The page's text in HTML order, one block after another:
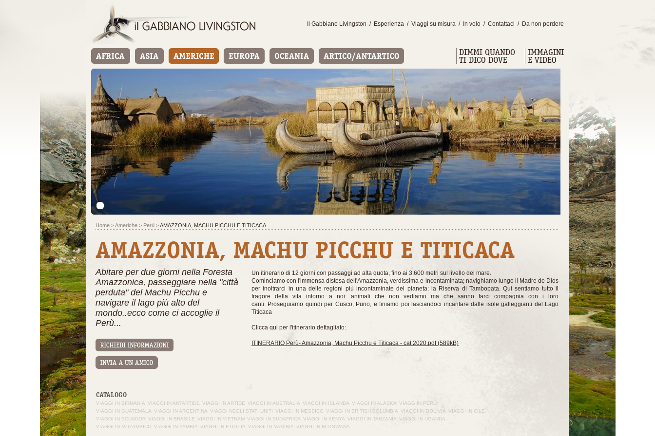
Il Gabbiano Livingston / Esperienza / Viaggi su misura / In volo / Contattaci / Da non perdere
Home >Americhe > Perù >AMAZZONIA, MACHU PICCHU E TITICACA
AMAZZONIA, MACHU PICCHU E TITICACA
Abitare per due giorni nella Foresta
Amazzonica, passeggiare nella "città
perduta" del Machu Picchu e
navigare il lago più alto del
mondo..ecco come ci accoglie il
Perù...
Un itinerario di 12 giorni con passaggi ad alta quota, fino ai 3.600 metri sul livello del mare.
Cominciamo con l'immensa distesa dell'Amazzonia, verdissima e incontaminata; navighiamo lungo il Madre de Dios
per inoltrarci in una delle regioni più incontaminate del pianeta: la Riserva di Tambopata. Qui sentiamo tutto il
fragore della vita intorno a noi: animali che non vediamo ma che sanno farci compagnia con i loro
canti. Proseguiamo quindi per Cusco, Puno, e finiamo poi lasciandoci incantare dalle isole galleggianti del Lago
Titicaca
Clicca qui per l'itinerario dettagliato:
ITINERARIO Perù- Amazzonia, Machu Picchu e Titicaca - cat 2020.pdf (589kB)
CATALOGO
VIAGGI IN BIRMANIA VIAGGI IN ANTARTIDE VIAGGI IN ARTIDE VIAGGI IN AUSTRALIA VIAGGI IN ISLANDA VIAGGI IN ALASKA VIAGG IN PERÙ
VIAGGI IN GUATEMALA VIAGGI IN ARGENTINA VIAGGI NEGLI STATI UNITI VIAGGI IN MESSICO VIAGGI IN BRITISH COLUMBIA VIAGGI IN BOLIVIA VIAGGI IN CILE
VIAGGI IN ECUADOR VIAGGI IN BRASILE VIAGGI IN VIETNAM VIAGGI IN SUDAFRICA VIAGGI IN KENYA VIAGGI IN TANZANIA VIAGGI IN UGANDA
VIAGGI IN MOZAMBICO VIAGGI IN ZAMBIA VIAGGI IN ETIOPIA VIAGGI IN NAMIBIA VIAGGI IN BOTSWANA